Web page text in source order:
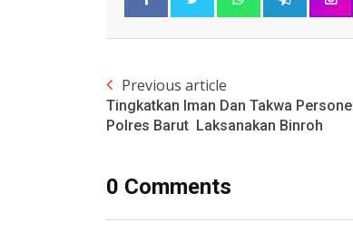
Previous article
Tingkatkan Iman Dan Takwa Personel
Polres Barut Laksanakan Binroh
0 Comments